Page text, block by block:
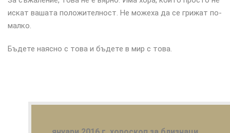
искат вашата положителност. Не можеха да се грижат по-
малко.
Бъдете наясно с това и бъдете в мир с това.